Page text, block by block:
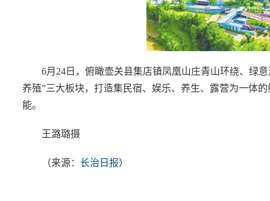
6月24日，俯瞰壶关县集店镇凤凰山庄青山环绕、绿
养殖”三大板块，打造集民宿、娱乐、养生、露营为一体
能。
王潞璐摄
（来源： 长治日报）